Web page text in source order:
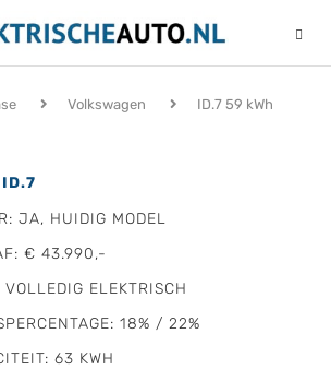
Volkswagen ID.7 59 kWh
ID.7
JA, HUIDIG MODEL
€ 43.990,-
VOLLEDIG ELEKTRISCH
18% / 22%
63 KWH